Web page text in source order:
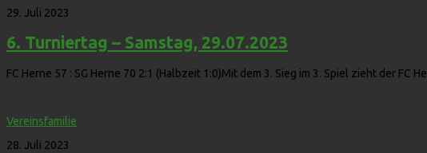
29. Juli 2023
6. Turniertag – Samstag, 29.07.2023
FC Herne 57 : SG Herne 70 2:1 (Halbzeit 1:0)Mit dem 3. Sieg im 3. Spiel zieht der
Vereinsfamilie
28. Juli 2023